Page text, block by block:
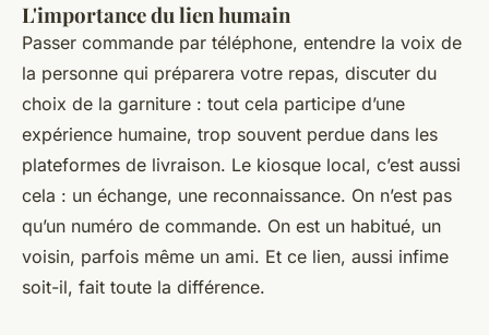
L'importance du lien humain
Passer commande par téléphone, entendre la voix de
la personne qui préparera votre repas, discuter du
choix de la garniture : tout cela participe d’une
expérience humaine, trop souvent perdue dans les
plateformes de livraison. Le kiosque local, c’est aussi
cela : un échange, une reconnaissance. On n’est pas
qu’un numéro de commande. On est un habitué, un
voisin, parfois même un ami. Et ce lien, aussi infime
soit-il, fait toute la différence.